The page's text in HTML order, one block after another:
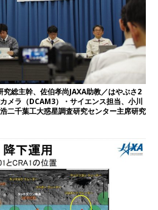
究総主幹、佐伯孝尚JAXA助教／はやぶさ2
メラ（DCAM3）・サイエンス担当、小川
二千葉工大惑星調査研究センター主席研究